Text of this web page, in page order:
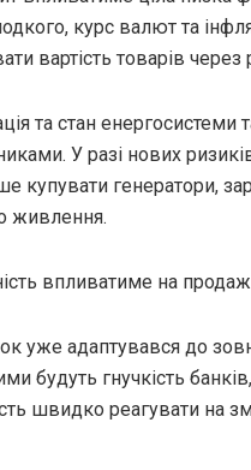
курс валют та
вартість товарів через
та стан
У разі нових
купувати генератори,
живлення.
впливатиме на
уже адаптувався до
будуть гнучкість
швидко реагувати на